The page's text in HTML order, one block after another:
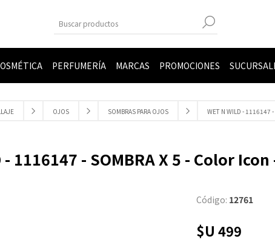
PERFUMERÍA MARCAS PROMOCIONES
OJOS SOMBRAS PARA OJOS WET N WILD - 1116147
- 1116147 - SOMBRA X 5 - Color
Código: 12761
$U 499